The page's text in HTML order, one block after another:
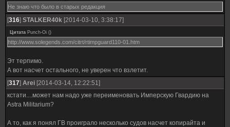
Не знаю что было в старых редакция
[316] STALKER40k [2014-03-10, 3:38:17]
Цитата Punch-Oi ()
http://www.solegends.com/citrt/rtimpguard110-01.htm
Эт терпимо.
А вот насчет остального, не уверен что взлетит.
[317] Arei [2014-03-14, 12:22:51]
кстати....может нам надо уже переименовать Имперскую Гвардию на
Astra Militarium?
А то, как я понял ГВ проиграло несколько судов насчет копирайта и